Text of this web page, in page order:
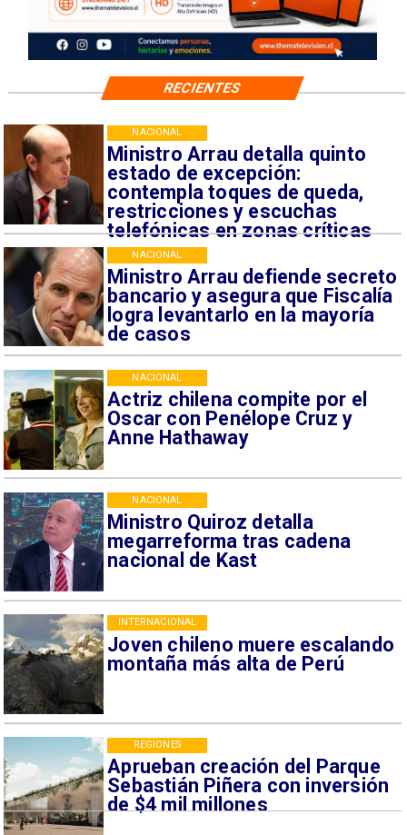
Ministro Arrau detalla quinto
estado de excepción:
contempla toques de queda,
restricciones y escuchas
telefónicas en zonas críticas
NACIONAL
Ministro Arrau defiende secreto
bancario y asegura que Fiscalía
logra levantarlo en la mayoría
de casos
NACIONAL
Actriz chilena compite por el
Oscar con Penélope Cruz y
Anne Hathaway
NACIONAL
Ministro Quiroz detalla
megarreforma tras cadena
nacional de Kast
NACIONAL
Joven chileno muere escalando
montaña más alta de Perú
INTERNACIONAL
Aprueban creación del Parque
Sebastián Piñera con inversión
de $4 mil millones
REGIONES
RECIENTES